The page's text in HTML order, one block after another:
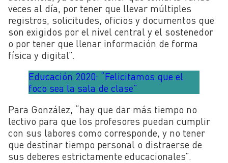
veces al día, por tener que llevar múltiples
registros, solicitudes, oficios y documentos que
son exigidos por el nivel central y el sostenedor
o por tener que llenar información de forma
física y digital”.
Educación 2020: “Felicitamos que el
foco sea la sala de clase”
Para González, “hay que dar más tiempo no
lectivo para que los profesores puedan cumplir
con sus labores como corresponde, y no tener
que destinar tiempo personal o distraerse de
sus deberes estrictamente educacionales”.